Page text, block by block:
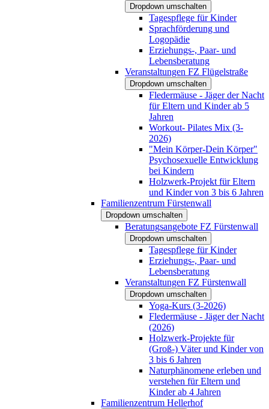
Dropdown umschalten
Tagespflege für Kinder
Sprachförderung und
Logopädie
Erziehungs-, Paar- und
Lebensberatung
Veranstaltungen FZ Flügelstraße
Dropdown umschalten
Fledermäuse - Jäger der Nacht
für Eltern und Kinder ab 5
Jahren
Workout- Pilates Mix (3-
2026)
"Mein Körper-Dein Körper"
Psychosexuelle Entwicklung
bei Kindern
Holzwerk-Projekt für Eltern
und Kinder von 3 bis 6 Jahren
Familienzentrum Fürstenwall
Dropdown umschalten
Beratungsangebote FZ Fürstenwall
Dropdown umschalten
Tagespflege für Kinder
Erziehungs-, Paar- und
Lebensberatung
Veranstaltungen FZ Fürstenwall
Dropdown umschalten
Yoga-Kurs (3-2026)
Fledermäuse - Jäger der Nacht
(2026)
Holzwerk-Projekte für
(Groß-) Väter und Kinder von
3 bis 6 Jahren
Naturphänomene erleben und
verstehen für Eltern und
Kinder ab 4 Jahren
Familienzentrum Hellerhof